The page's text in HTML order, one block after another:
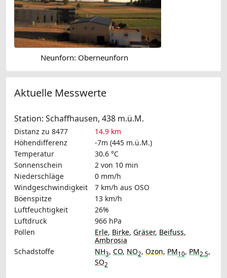
Neunforn: Oberneunforn
Aktuelle Messwerte
Station: Schaffhausen, 438 m.ü.M.
Distanz zu 8477
14.9 km
Höhendifferenz
-7m (445 m.ü.M.)
Temperatur
30.6 °C
Sonnenschein
2 von 10 min
Niederschläge
0 mm/h
Windgeschwindigkeit
7 km/h aus OSO
Böenspitze
13 km/h
Luftfeuchtigkeit
26%
Luftdruck
966 hPa
Pollen
Erle, Birke, Gräser, Beifuss,
Ambrosia
Schadstoffe
NH3, CO, NO2, Ozon, PM10, PM2.5,
SO2